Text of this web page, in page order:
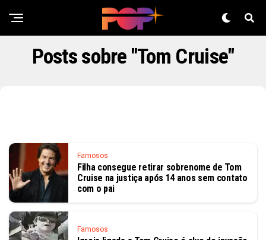
Posts sobre "Tom Cruise"
Famosos
Filha consegue retirar sobrenome de Tom
Cruise na justiça após 14 anos sem contato
com o pai
Famosos